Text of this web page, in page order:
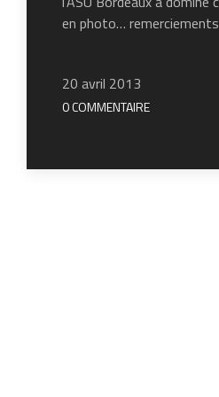
en photo…
20 avril 2013
0 COMMENTAIRE